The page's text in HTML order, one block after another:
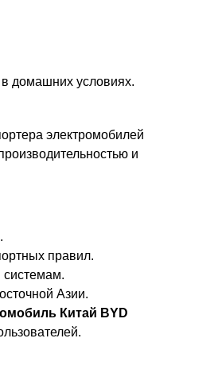
домашних условиях.
электромобилей
и
правил.
системам.
Азии.
Китай BYD